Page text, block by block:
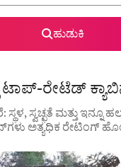
ಹುಡುಕಿ
ಟಾಪ್-ರೇಟೆಡ್
ಸ್ಥಳ, ಸ್ವಚ್ಛತೆ ಮತ್ತು
ಅತ್ಯಧಿಕ ರೇಟಿಂಗ್‌